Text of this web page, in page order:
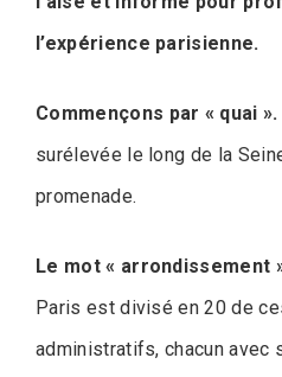
l’expérience parisienne.
Commençons par « quai ».
surélevée le long de la
promenade.
Le mot « arrondissement
Paris est divisé en 20 de
administratifs, chacun avec